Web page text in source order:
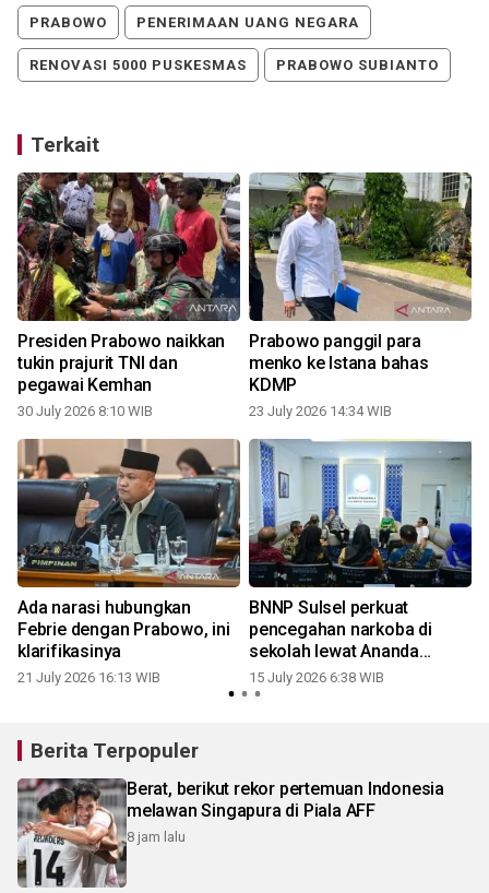
PRABOWO PENERIMAAN UANG NEGARA
RENOVASI 5000 PUSKESMAS PRABOWO SUBIANTO
Terkait
Presiden Prabowo naikkan
tukin prajurit TNI dan
pegawai Kemhan
30 July 2026 8:10 WIB
Prabowo panggil para
menko ke Istana bahas
KDMP
23 July 2026 14:34 WIB
Ada narasi hubungkan
Febrie dengan Prabowo, ini
klarifikasinya
21 July 2026 16:13 WIB
BNNP Sulsel perkuat
pencegahan narkoba di
sekolah lewat Ananda
Bersinar dan IKAN
15 July 2026 6:38 WIB
Berita Terpopuler
Berat, berikut rekor pertemuan Indonesia
melawan Singapura di Piala AFF
8 jam lalu